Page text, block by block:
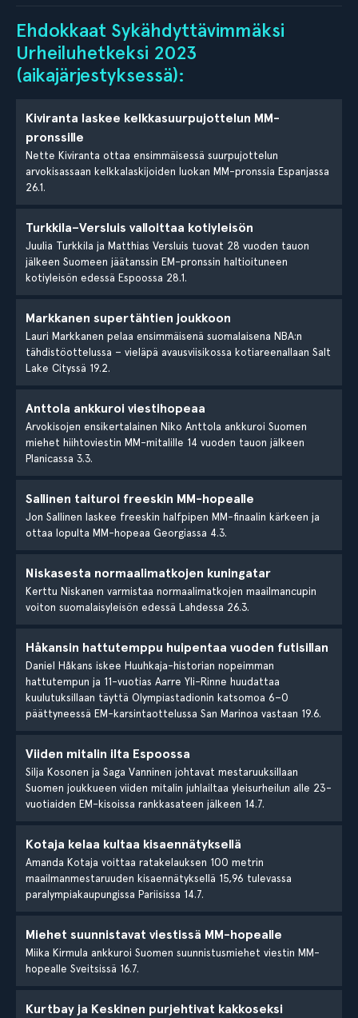
Ehdokkaat Sykähdyttävimmäksi
Urheiluhetkeksi 2023
(aikajärjestyksessä):
Kiviranta laskee kelkkasuurpujottelun MM-
pronssille
Nette Kiviranta ottaa ensimmäisessä suurpujottelun
arvokisassaan kelkkalaskijoiden luokan MM-pronssia Espanjassa
26.1.
Turkkila–Versluis valloittaa kotiyleisön
Juulia Turkkila ja Matthias Versluis tuovat 28 vuoden tauon
jälkeen Suomeen jäätanssin EM-pronssin haltioituneen
kotiyleisön edessä Espoossa 28.1.
Markkanen supertähtien joukkoon
Lauri Markkanen pelaa ensimmäisenä suomalaisena NBA:n
tähdistöottelussa – vieläpä avausviisikossa kotiareenallaan Salt
Lake Cityssä 19.2.
Anttola ankkuroi viestihopeaa
Arvokisojen ensikertalainen Niko Anttola ankkuroi Suomen
miehet hiihtoviestin MM-mitalille 14 vuoden tauon jälkeen
Planicassa 3.3.
Sallinen taituroi freeskin MM-hopealle
Jon Sallinen laskee freeskin halfpipen MM-finaalin kärkeen ja
ottaa lopulta MM-hopeaa Georgiassa 4.3.
Niskasesta normaalimatkojen kuningatar
Kerttu Niskanen varmistaa normaalimatkojen maailmancupin
voiton suomalaisyleisön edessä Lahdessa 26.3.
Håkansin hattutemppu huipentaa vuoden futisillan
Daniel Håkans iskee Huuhkaja-historian nopeimman
hattutempun ja 11-vuotias Aarre Yli-Rinne huudattaa
kuulutuksillaan täyttä Olympiastadionin katsomoa 6–0
päättyneessä EM-karsintaottelussa San Marinoa vastaan 19.6.
Viiden mitalin ilta Espoossa
Silja Kosonen ja Saga Vanninen johtavat mestaruuksillaan
Suomen joukkueen viiden mitalin juhlailtaa yleisurheilun alle 23-
vuotiaiden EM-kisoissa rankkasateen jälkeen 14.7.
Kotaja kelaa kultaa kisaennätyksellä
Amanda Kotaja voittaa ratakelauksen 100 metrin
maailmanmestaruuden kisaennätyksellä 15,96 tulevassa
paralympiakaupungissa Pariisissa 14.7.
Miehet suunnistavat viestissä MM-hopealle
Miika Kirmula ankkuroi Suomen suunnistusmiehet viestin MM-
hopealle Sveitsissä 16.7.
Kurtbay ja Keskinen purjehtivat kakkoseksi